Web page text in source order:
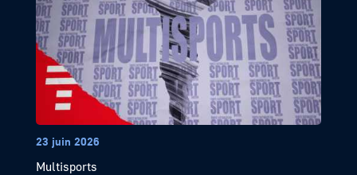
23 juin 2026
Multisports